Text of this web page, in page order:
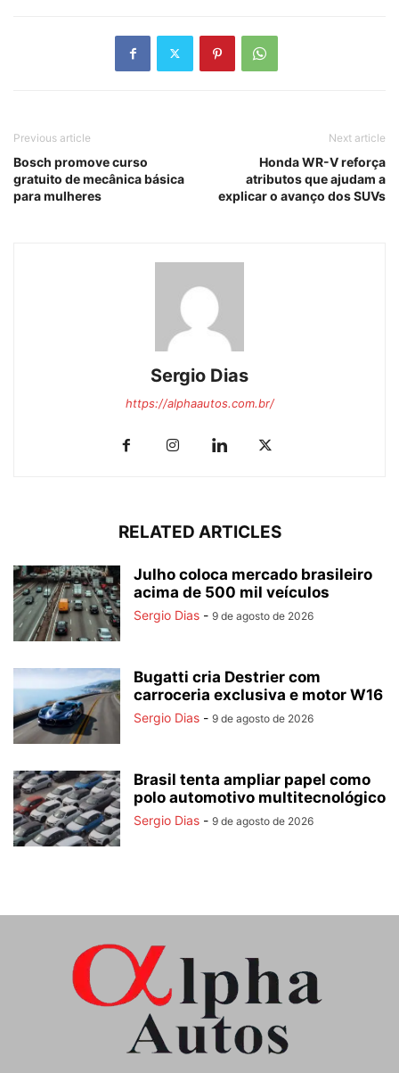
Previous article
Bosch promove curso
gratuito de mecânica básica
para mulheres
Next article
Honda WR-V reforça
atributos que ajudam a
explicar o avanço dos SUVs
Sergio Dias
https://alphaautos.com.br/
RELATED ARTICLES
Julho coloca mercado brasileiro
acima de 500 mil veículos
Sergio Dias - 9 de agosto de 2026
Bugatti cria Destrier com
carroceria exclusiva e motor W16
Sergio Dias - 9 de agosto de 2026
Brasil tenta ampliar papel como
polo automotivo multitecnológico
Sergio Dias - 9 de agosto de 2026